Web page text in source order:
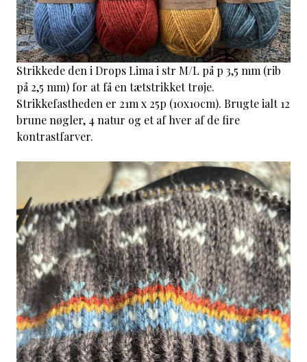
Strikkede den i Drops Lima i str M/L på p 3,5 mm (rib
på 2,5 mm) for at få en tætstrikket trøje.
Strikkefastheden er 21m x 25p (10x10cm). Brugte ialt 12
brune nøgler, 4 natur og et af hver af de fire
kontrastfarver.